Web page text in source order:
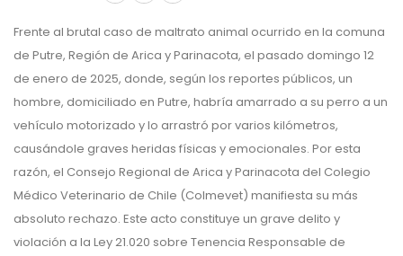
Frente al brutal caso de maltrato animal ocurrido en la comuna
de Putre, Región de Arica y Parinacota, el pasado domingo 12
de enero de 2025, donde, según los reportes públicos, un
hombre, domiciliado en Putre, habría amarrado a su perro a un
vehículo motorizado y lo arrastró por varios kilómetros,
causándole graves heridas físicas y emocionales. Por esta
razón, el Consejo Regional de Arica y Parinacota del Colegio
Médico Veterinario de Chile (Colmevet) manifiesta su más
absoluto rechazo. Este acto constituye un grave delito y
violación a la Ley 21.020 sobre Tenencia Responsable de